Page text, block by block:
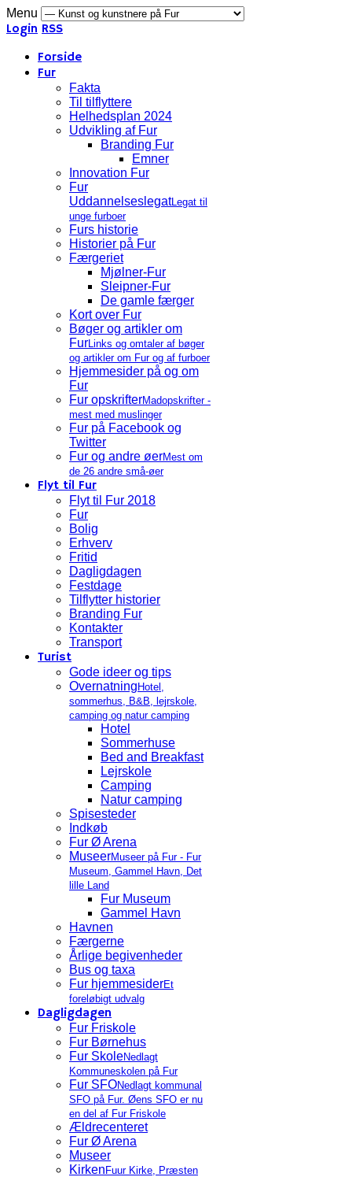
Menu
Login RSS
Forside
Fur
Fakta
Til tilflyttere
Helhedsplan 2024
Udvikling af Fur
Branding Fur
Emner
Innovation Fur
Fur
UddannelseslegatLegat til
unge furboer
Furs historie
Historier på Fur
Færgeriet
Mjølner-Fur
Sleipner-Fur
De gamle færger
Kort over Fur
Bøger og artikler om
FurLinks og omtaler af bøger
og artikler om Fur og af furboer
Hjemmesider på og om
Fur
Fur opskrifterMadopskrifter -
mest med muslinger
Fur på Facebook og
Twitter
Fur og andre øerMest om
de 26 andre små-øer
Flyt til Fur
Flyt til Fur 2018
Fur
Bolig
Erhverv
Fritid
Dagligdagen
Festdage
Tilflytter historier
Branding Fur
Kontakter
Transport
Turist
Gode ideer og tips
Overnatning Hotel,
sommerhus, B&B, lejrskole,
camping og natur camping
Hotel
Sommerhuse
Bed and Breakfast
Lejrskole
Camping
Natur camping
Spisesteder
Indkøb
Fur Ø Arena
MuseerMuseer på Fur - Fur
Museum, Gammel Havn, Det
lille Land
Fur Museum
Gammel Havn
Havnen
Færgerne
Årlige begivenheder
Bus og taxa
Fur hjemmesiderEt
foreløbigt udvalg
Dagligdagen
Fur Friskole
Fur Børnehus
Fur SkoleNedlagt
Kommuneskolen på Fur
Fur SFONedlagt kommunal
SFO på Fur. Øens SFO er nu
en del af Fur Friskole
Ældrecenteret
Fur Ø Arena
Museer
Kirken Fuur Kirke, Præsten